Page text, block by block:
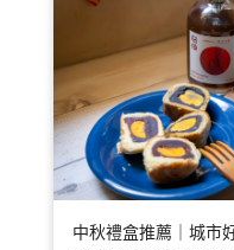
中秋禮盒推薦｜城市